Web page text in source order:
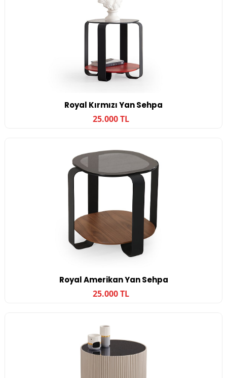
Royal Kırmızı Yan Sehpa
25.000 TL
Royal Amerikan Yan Sehpa
25.000 TL